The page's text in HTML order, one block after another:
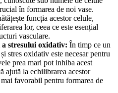
în formarea de noi vase.
funcția acestor celule,
lor, ceea ce este esențial
vasculare.
stresului oxidativ: În timp ce un
stres oxidativ este necesar pentru
prea mari pot inhiba acest
ajută la echilibrarea acestor
favorabil pentru formarea de